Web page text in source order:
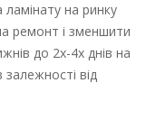
на ринку
ремонт і зменшити
до 2х-4х днів на
від